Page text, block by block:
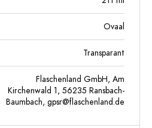
Ovaal
Transparant
Flaschenland GmbH, Am
Kirchenwald 1, 56235 Ransbach-
Baumbach, gpsr@flaschenland.de